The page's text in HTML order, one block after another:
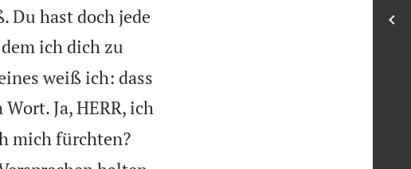
Du hast doch jede
ich dich zu
weiß ich: dass
Ja, HERR, ich
mich fürchten?